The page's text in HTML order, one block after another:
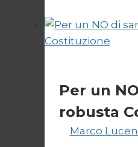
Per un
robusta
Marco